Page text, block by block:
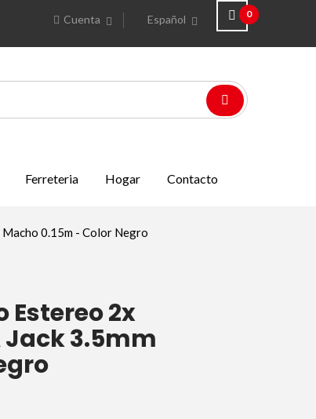
0
Español
Cuenta
Ferreteria Hogar Contacto
Macho 0.15m - Color Negro
Estereo 2x
3.5mm